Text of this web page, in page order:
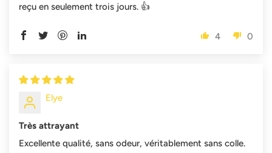
reçu en seulement trois jours. 👍
4 0
Elye
Très attrayant
Excellente qualité, sans odeur, véritablement sans colle.